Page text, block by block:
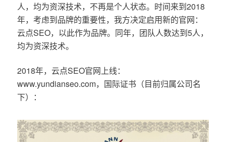
人，均为资深技术，不再是个人状态。时间来到2018
年，考虑到品牌的重要性，我方决定启用新的官网：
云点SEO，以此作为品牌。同年，团队人数达到5人，
均为资深技术。
2018年，云点SEO官网上线：
www.yundianseo.com，国际证书（目前归属公司名
下）：